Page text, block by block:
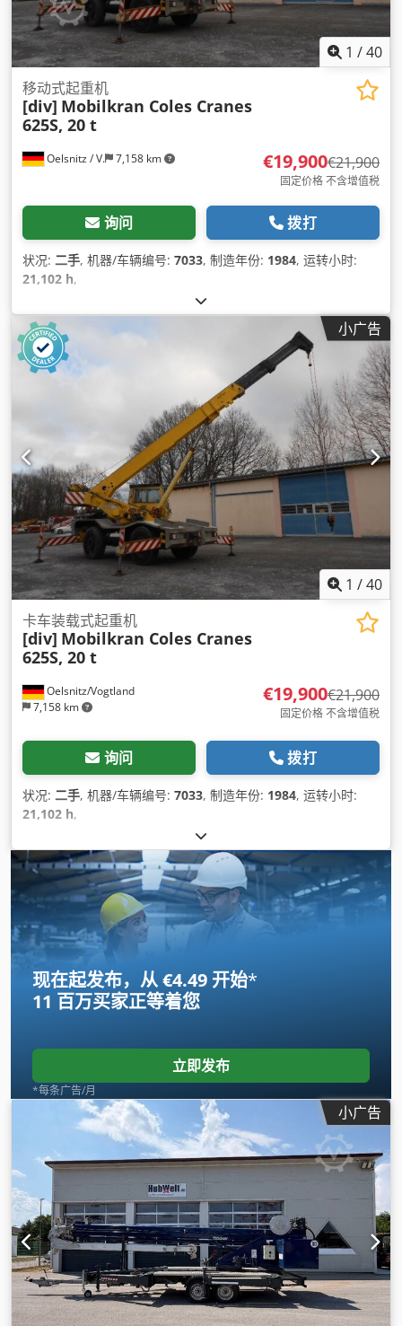
1 /40
Oelsnitz / V. 7,158 km
移动式起重机
[div] Mobilkran Coles Cranes
625S, 20 t
€19,900€21,900
固定价格 不含增值税
询问 拨打
状况: 二手, 机器/车辆编号: 7033, 制造年份: 1984, 运转小时:
21,102 h,
小广告
1 /40
Oelsnitz/Vogtland
7,158 km
卡车装载式起重机
[div] Mobilkran Coles Cranes
625S, 20 t
€19,900€21,900
固定价格 不含增值税
询问 拨打
状况: 二手, 机器/车辆编号: 7033, 制造年份: 1984, 运转小时:
21,102 h,
现在起发布，从 €4.49 开始*
11 百万买家正等着您
立即发布
*每条广告/月
小广告